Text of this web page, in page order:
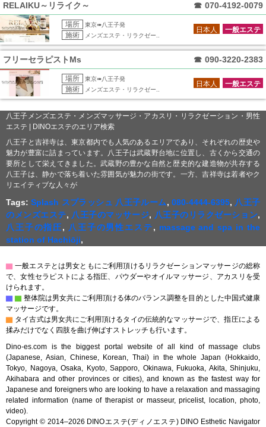
RELAIKU～リライク～ ☎ 070-4192-0079
場所 東京➠八王子発
施術 メンズエステ・リラクゼー..
一般エステ
日本人
フリーセラピストMs ☎ 090-3220-2383
場所 東京➠八王子発
施術 メンズエステ・リラクゼー..
一般エステ
日本人
八王子メンズエステ・メンズマッサージ・アカスリ・リラクゼーション・男性
エステ | DINOエステのエリア検索
八王子と吉祥寺は、東京都内でも人気のあるエリアであり、それぞれの歴史や
魅力が豊富に詰まっています。八王子は武蔵野台地に位置し、古くから交通の
要所として栄えてきました。武蔵野の豊かな自然と歴史的な建造物が共存する
八王子は、静かで落ち着いた雰囲気が魅力の街です。一方、吉祥寺は若者やク
リエイティブな人々が
Tags:Splash スプラッシュ 八王子ルーム, 080-4444-6395, 八王子
のメンズエステ, 八王子のマッサージ, 八王子のリラクゼーション,
八王子の指圧, 八王子の男性エステ, massage and spa in the
station of Hachiōji,
▇ 一般エステとは男女ともにご利用頂けるリラクゼーションマッサージの総称
で、女性セラピストによる指圧、パウダーやオイルマッサージ、アカスリを受
けられます。
▇ ▇ 整体院は男女共にご利用頂ける体のバランス調整を目的とした中国式健康
マッサージです。
▇ タイ古式は男女共にご利用頂けるタイの伝統的なマッサージで、指圧による
揉みだけでなく四肢を曲げ伸ばすストレッチも行います。
Dino-es.com is the biggest portal website of all kind of massage clubs
(Japanese, Asian, Chinese, Korean, Thai) in the whole Japan (Hokkaido,
Tokyo, Nagoya, Osaka, Kyoto, Sapporo, Okinawa, Fukuoka, Akita, Shinjuku,
Akihabara and other provinces or cities), and known as the fastest way for
Japanese and foreigners who are looking to have a relaxation and massaging
related information (name of therapist or masseur, pricelist, location, photo,
video).
Copyright © 2014–2026 DINOエステ(ディノエステ) DINO Esthetic Navigator